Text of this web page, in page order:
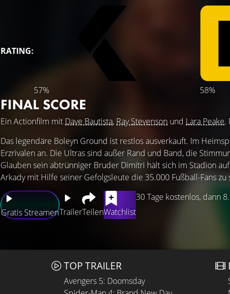
RATING:
57% 58%
FINAL SCORE
Ein Actionfilm mit Dave Bautista, Ray Stevenson und Lara Peake.
Gratis StreamenTrailerTeilenWatchlist
30 Tage kostenlos, dann
Das legendäre Boleyn Ground ist restlos ausverkauft. Im
Erzrivalen an. Die Ultras sind außer Rand und Band, die
Glauben sein abtrünniger Bruder Dimitri hält sich im Stadion
Arkady mit Hilfe seiner Gefolgsleute die 35.000 Fußball-Fans zu
TOP TRAILER
Avengers 5: Doomsday